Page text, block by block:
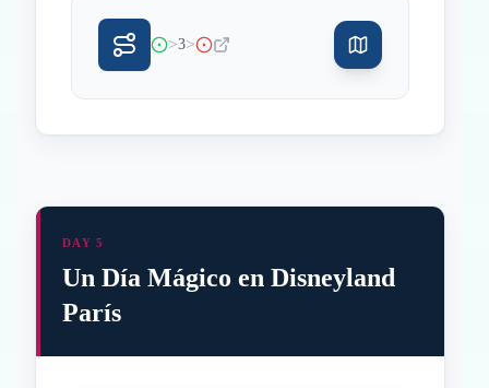
>3>
DAY 5
Un Día Mágico en Disneyland
París